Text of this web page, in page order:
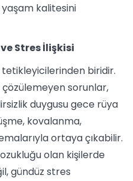
kalitesini
Stres İlişkisi
tetikleyicilerinden biridir.
çözülemeyen sorunlar,
duygusu gece rüya
kovalanma,
ortaya çıkabilir.
olan kişilerde
gündüz stres